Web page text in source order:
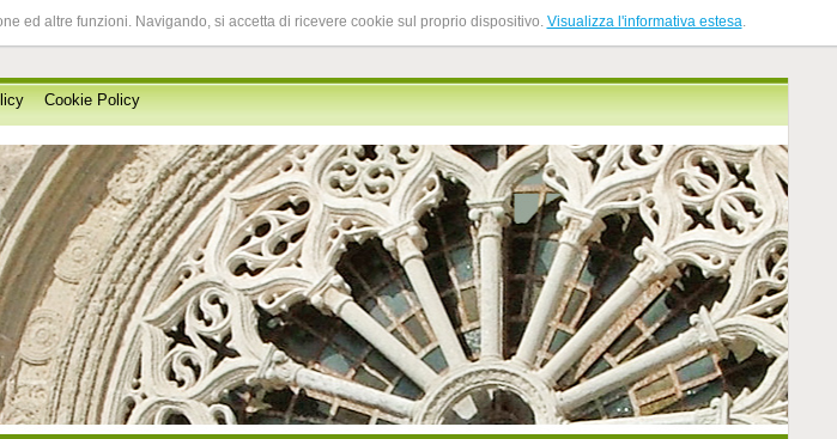
ed altre funzioni. Navigando, si accetta di ricevere cookie sul proprio dispositivo. Visualizza l'informativa estesa.
Cookie Policy